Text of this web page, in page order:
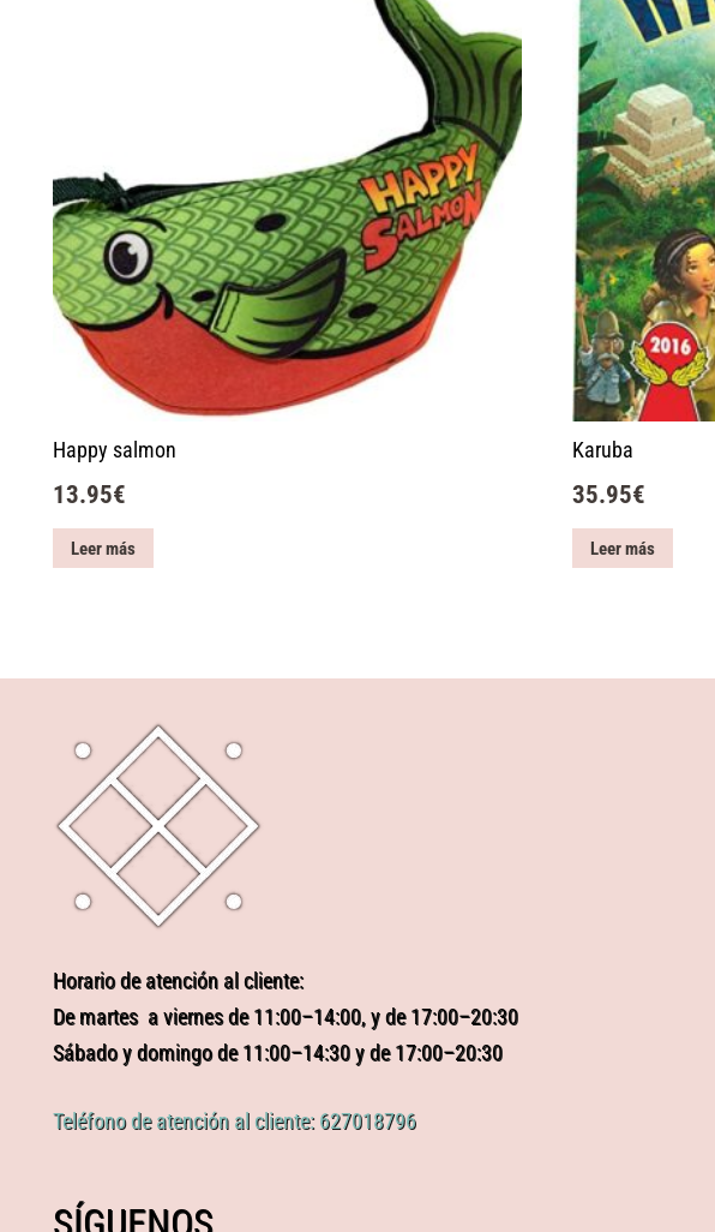
Happy salmon
13.95€
Leer más
Karuba
35.95€
Leer más
Horario de atención al cliente:
De martes a viernes de 11:00–14:00, y de 17:00–20:30
Sábado y domingo de 11:00–14:30 y de 17:00–20:30
Teléfono de atención al cliente: 627018796